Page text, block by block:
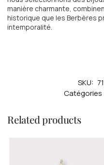
manière charmante,
historique que les Berbères
intemporalité.
SKU:
Catégories
Related products